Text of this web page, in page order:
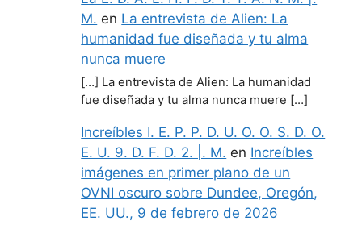
M. en La entrevista de Alien: La
humanidad fue diseñada y tu alma
nunca muere
[…] La entrevista de Alien: La humanidad
fue diseñada y tu alma nunca muere […]
Increíbles I. E. P. P. D. U. O. O. S. D. O.
E. U. 9. D. F. D. 2. |. M. en Increíbles
imágenes en primer plano de un
OVNI oscuro sobre Dundee, Oregón,
EE. UU., 9 de febrero de 2026